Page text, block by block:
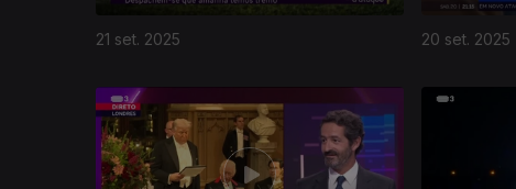
21 set. 2025 20 set. 2025